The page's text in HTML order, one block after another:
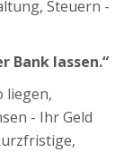
Steuern -
Bank lassen.“
liegen,
- Ihr Geld